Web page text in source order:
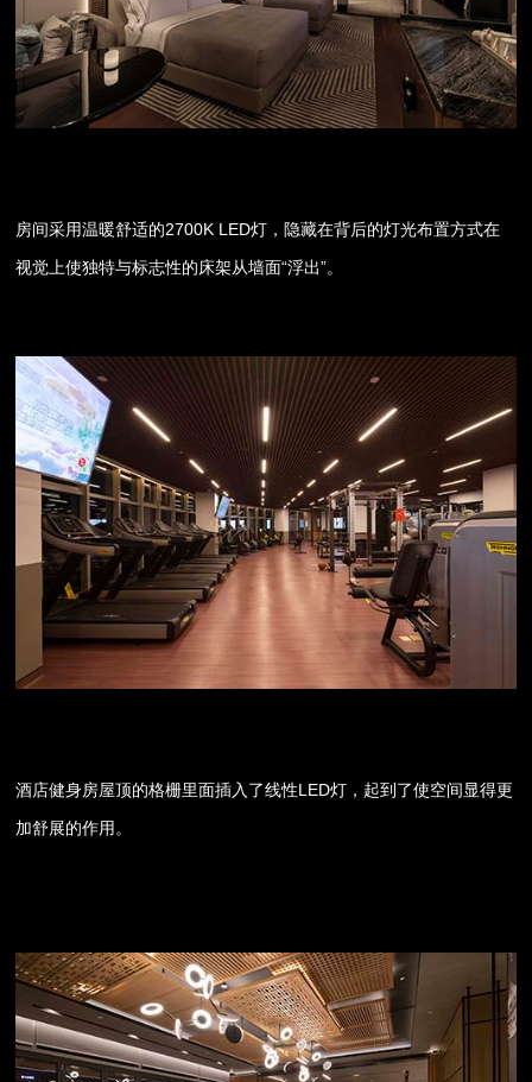
房间采用温暖舒适的2700K LED灯，隐藏在背后的灯光布置方式在
视觉上使独特与标志性的床架从墙面“浮出”。
酒店健身房屋顶的格栅里面插入了线性LED灯，起到了使空间显得更
加舒展的作用。